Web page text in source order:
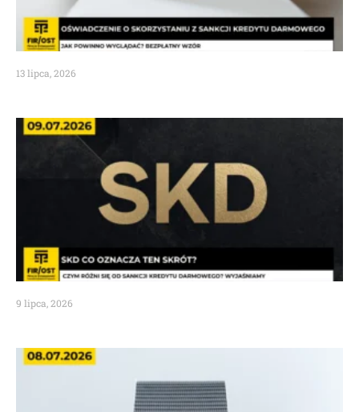
13 lipca, 2026
9 lipca, 2026